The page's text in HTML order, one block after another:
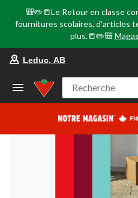
🎒✏️📒Le Retour en classe
fournitures scolaires, d'articles
plus.📒✏️🎒
Leduc, AB
Recherche